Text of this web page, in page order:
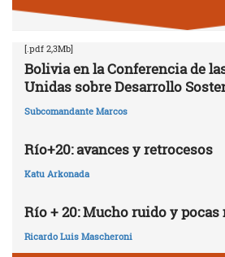
[.pdf 2,3Mb]
Bolivia en la Conferencia de
Unidas sobre Desarrollo
Subcomandante Marcos
Río+20: avances y retrocesos
Katu Arkonada
Río + 20: Mucho ruido y pocas
Ricardo Luis Mascheroni